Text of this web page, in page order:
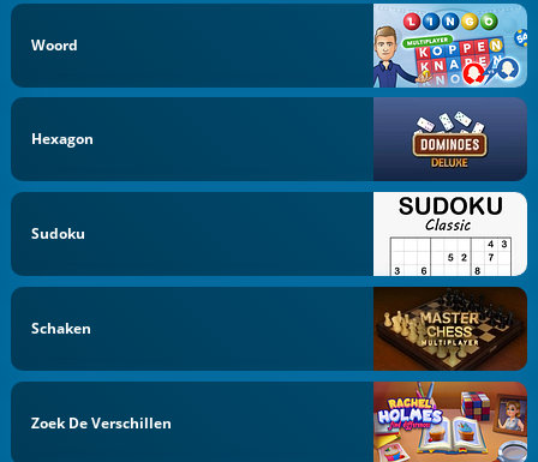
Woord
Hexagon
Sudoku
Schaken
Zoek De Verschillen